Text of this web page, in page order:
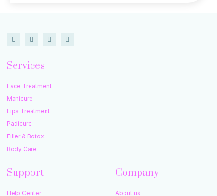
Services
Face Treatment
Manicure
Lips Treatment
Padicure
Filler & Botox
Body Care
Support
Help Center
Company
About us